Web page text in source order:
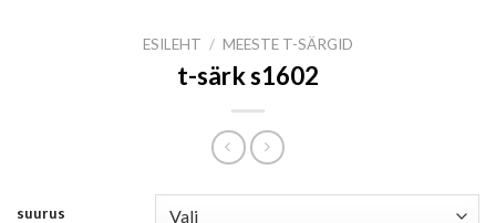
ESILEHT / MEESTE T-SÄRGID
t-särk s1602
suurus